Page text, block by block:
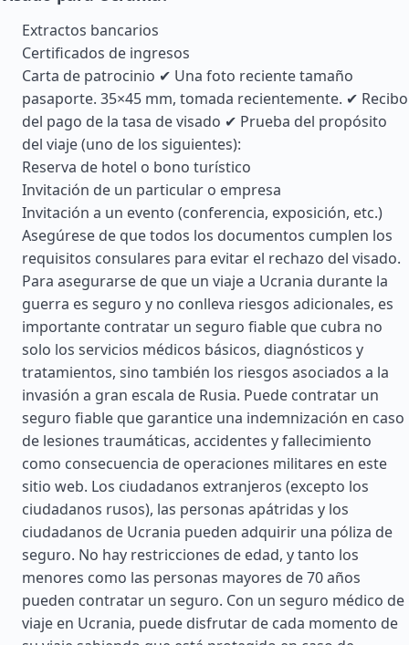
Extractos bancarios
Certificados de ingresos
Carta de patrocinio ✔ Una foto reciente tamaño
pasaporte. 35×45 mm, tomada recientemente. ✔ Recibo
del pago de la tasa de visado ✔ Prueba del propósito
del viaje (uno de los siguientes):
Reserva de hotel o bono turístico
Invitación de un particular o empresa
Invitación a un evento (conferencia, exposición, etc.)
Asegúrese de que todos los documentos cumplen los
requisitos consulares para evitar el rechazo del visado.
Para asegurarse de que un viaje a Ucrania durante la
guerra es seguro y no conlleva riesgos adicionales, es
importante contratar un seguro fiable que cubra no
solo los servicios médicos básicos, diagnósticos y
tratamientos, sino también los riesgos asociados a la
invasión a gran escala de Rusia. Puede contratar un
seguro fiable que garantice una indemnización en caso
de lesiones traumáticas, accidentes y fallecimiento
como consecuencia de operaciones militares en este
sitio web. Los ciudadanos extranjeros (excepto los
ciudadanos rusos), las personas apátridas y los
ciudadanos de Ucrania pueden adquirir una póliza de
seguro. No hay restricciones de edad, y tanto los
menores como las personas mayores de 70 años
pueden contratar un seguro. Con un seguro médico de
viaje en Ucrania, puede disfrutar de cada momento de